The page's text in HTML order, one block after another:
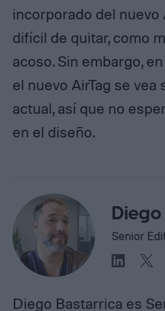
incorporado del nuevo
difícil de quitar, como
acoso. Sin embargo,
el nuevo AirTag se vea
actual, así que no
en el diseño.
Senior
Diego Bastarrica es